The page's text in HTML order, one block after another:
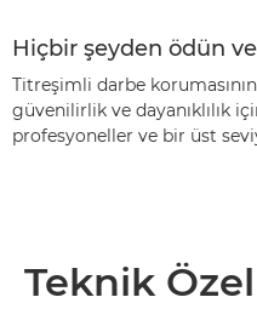
Hiçbir şeyden ödün
Titreşimli darbe
güvenilirlik ve dayanıklılık
profesyoneller ve bir üst
Teknik